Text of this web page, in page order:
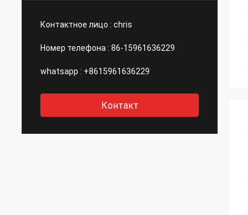
Контактное лицо : chris
Номер телефона : 86-15961636229
whatsapp : +8615961636229
Контакт